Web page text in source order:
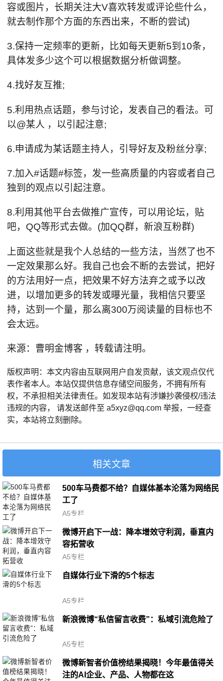
容或图片，长期关注大V喜欢转发或评论些什么，
就去制作那个方面的东西出来，不断的尝试)
3.保持一定频率的更新，比如每天更新5到10条，
具体发多少这个可以根据数据分析做调整。
4.找好友互推;
5.利用热点话题，参与讨论，发表自己的看法。可
以@某人 ，以引起注意;
6.申请成为某话题主持人，引导好友及粉丝分享;
7.加入#话题#标签，发一些高质量的内容或者自己
独到的观点以引起注意。
8.利用其他平台去做推广宣传，可以用论坛，贴
吧，QQ等形式去做。(加QQ群，新浪互粉群)
上面这些就是我个人总结的一些方法，当然了也不
一定效果那么好。我自己也会不断的去尝试，把好
的方法用好一点，把效果不好方法弃之或予以改
进，以增加更多的转发或曝光量，我相信只要坚
持，达到一个量，那么离300万阅读量的目标也不
会太远。
来源：曹明金博客 ，转载请注明。
版权声明：本文内容由互联网用户自发贡献，该文观点仅代
表作者本人。本站仅提供信息存储空间服务，不拥有所有
权，不承担相关法律责任。如发现本站有涉嫌抄袭侵权/违法
违规的内容， 请发送邮件至 a5xyz@qq.com 举报，一经查
实，本站将立刻删除。
相关文章
500车马费都不给？自媒体基本沦落为网络民
工了
A5专栏
微博开启下一战：降本增效守利润，垂直内
容拓营收
A5专栏
自媒体行业下滑的5个标志
A5专栏
新浪微博“私信留言收费”：私域引流危险了
A5专栏
微博新智者价值榜结果揭晓！今年最值得关
注的AI企业、产品、人物都在这